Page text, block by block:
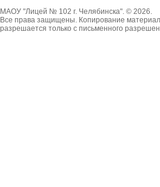
МАОУ "Лицей № 102 г. Челябинска". © 2026.
Все права защищены. Копирование
разрешается только с письменного